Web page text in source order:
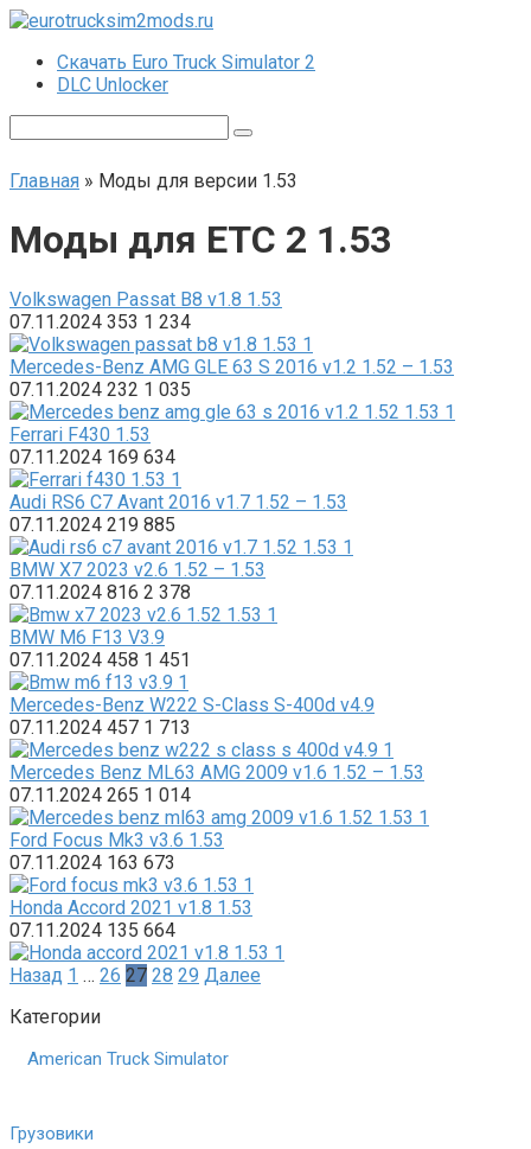
Перейти
контентуСкачать Euro Truck Simulator 2
DLC Unlocker
Главная » Моды для версии 1.53
Моды для ЕТС 2 1.53
Volkswagen Passat B8 v1.8 1.53
07.11.2024 353 1 234
Mercedes-Benz AMG GLE 63 S 2016 v1.2 1.52 – 1.53
07.11.2024 232 1 035
Ferrari F430 1.53
07.11.2024 169 634
Audi RS6 C7 Avant 2016 v1.7 1.52 – 1.53
07.11.2024 219 885
BMW X7 2023 v2.6 1.52 – 1.53
07.11.2024 816 2 378
BMW M6 F13 V3.9
07.11.2024 458 1 451
Mercedes-Benz W222 S-Class S-400d v4.9
07.11.2024 457 1 713
Mercedes Benz ML63 AMG 2009 v1.6 1.52 – 1.53
07.11.2024 265 1 014
Ford Focus Mk3 v3.6 1.53
07.11.2024 163 673
Honda Accord 2021 v1.8 1.53
07.11.2024 135 664
Пагинация
Назад 1 … 26 27 28 29 Далее
Категории
American Truck Simulator
Грузовики